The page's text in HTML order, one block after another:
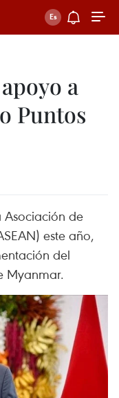
a
Puntos
de
este año,
del
Myanmar.